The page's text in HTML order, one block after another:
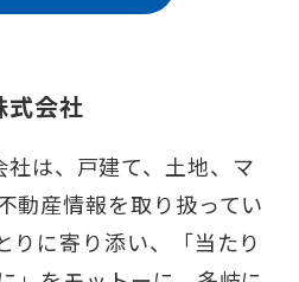
会社
は、戸建て、土地、マ
動産情報を取り扱ってい
りに寄り添い、「当たり